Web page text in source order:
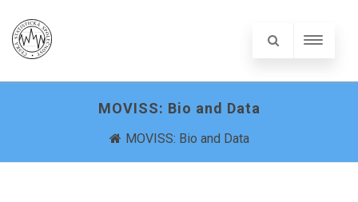
MOVISS: Bio and Data
MOVISS: Bio and Data